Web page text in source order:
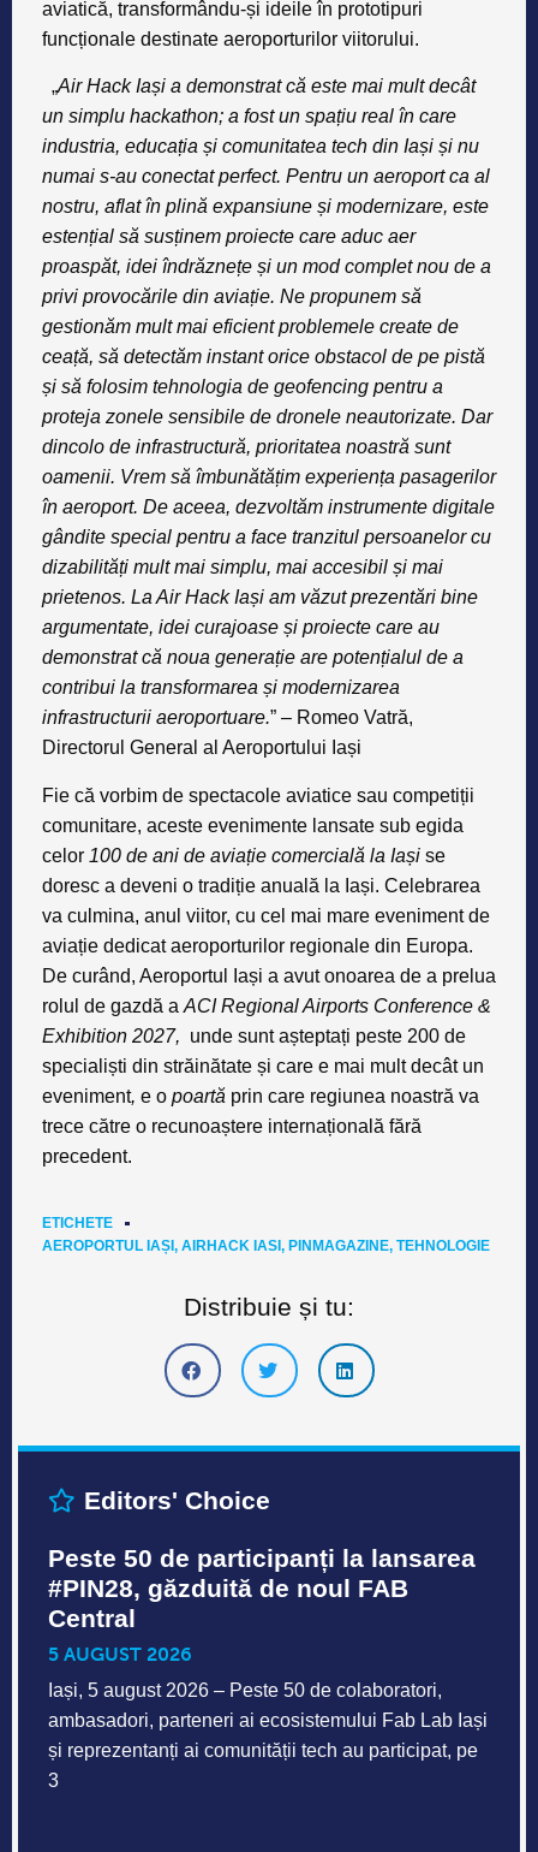
aviatică, transformându-și ideile în prototipuri
funcționale destinate aeroporturilor viitorului.
„Air Hack Iași a demonstrat că este mai mult decât
un simplu hackathon; a fost un spațiu real în care
industria, educația și comunitatea tech din Iași și nu
numai s-au conectat perfect. Pentru un aeroport ca al
nostru, aflat în plină expansiune și modernizare, este
estențial să susținem proiecte care aduc aer
proaspăt, idei îndrăznețe și un mod complet nou de a
privi provocările din aviație. Ne propunem să
gestionăm mult mai eficient problemele create de
ceață, să detectăm instant orice obstacol de pe pistă
și să folosim tehnologia de geofencing pentru a
proteja zonele sensibile de dronele neautorizate. Dar
dincolo de infrastructură, prioritatea noastră sunt
oamenii. Vrem să îmbunătățim experiența pasagerilor
în aeroport. De aceea, dezvoltăm instrumente digitale
gândite special pentru a face tranzitul persoanelor cu
dizabilități mult mai simplu, mai accesibil și mai
prietenos. La Air Hack Iași am văzut prezentări bine
argumentate, idei curajoase și proiecte care au
demonstrat că noua generație are potențialul de a
contribui la transformarea și modernizarea
infrastructurii aeroportuare.” – Romeo Vatră,
Directorul General al Aeroportului Iași
Fie că vorbim de spectacole aviatice sau competiții
comunitare, aceste evenimente lansate sub egida
celor 100 de ani de aviație comercială la Iași se
doresc a deveni o tradiție anuală la Iași. Celebrarea
va culmina, anul viitor, cu cel mai mare eveniment de
aviație dedicat aeroporturilor regionale din Europa.
De curând, Aeroportul Iași a avut onoarea de a prelua
rolul de gazdă a ACI Regional Airports Conference &
Exhibition 2027, unde sunt așteptați peste 200 de
specialiști din străinătate și care e mai mult decât un
eveniment, e o poartă prin care regiunea noastră va
trece către o recunoaștere internațională fără
precedent.
ETICHETE
AEROPORTUL IAȘI , AIRHACK IASI , PINMAGAZINE, TEHNOLOGIE
Distribuie și tu:
Editors' Choice
Peste 50 de participanți la lansarea
#PIN28, găzduită de noul FAB
Central
5 AUGUST 2026
Iași, 5 august 2026 – Peste 50 de colaboratori,
ambasadori, parteneri ai ecosistemului Fab Lab Iași
și reprezentanți ai comunității tech au participat, pe
3